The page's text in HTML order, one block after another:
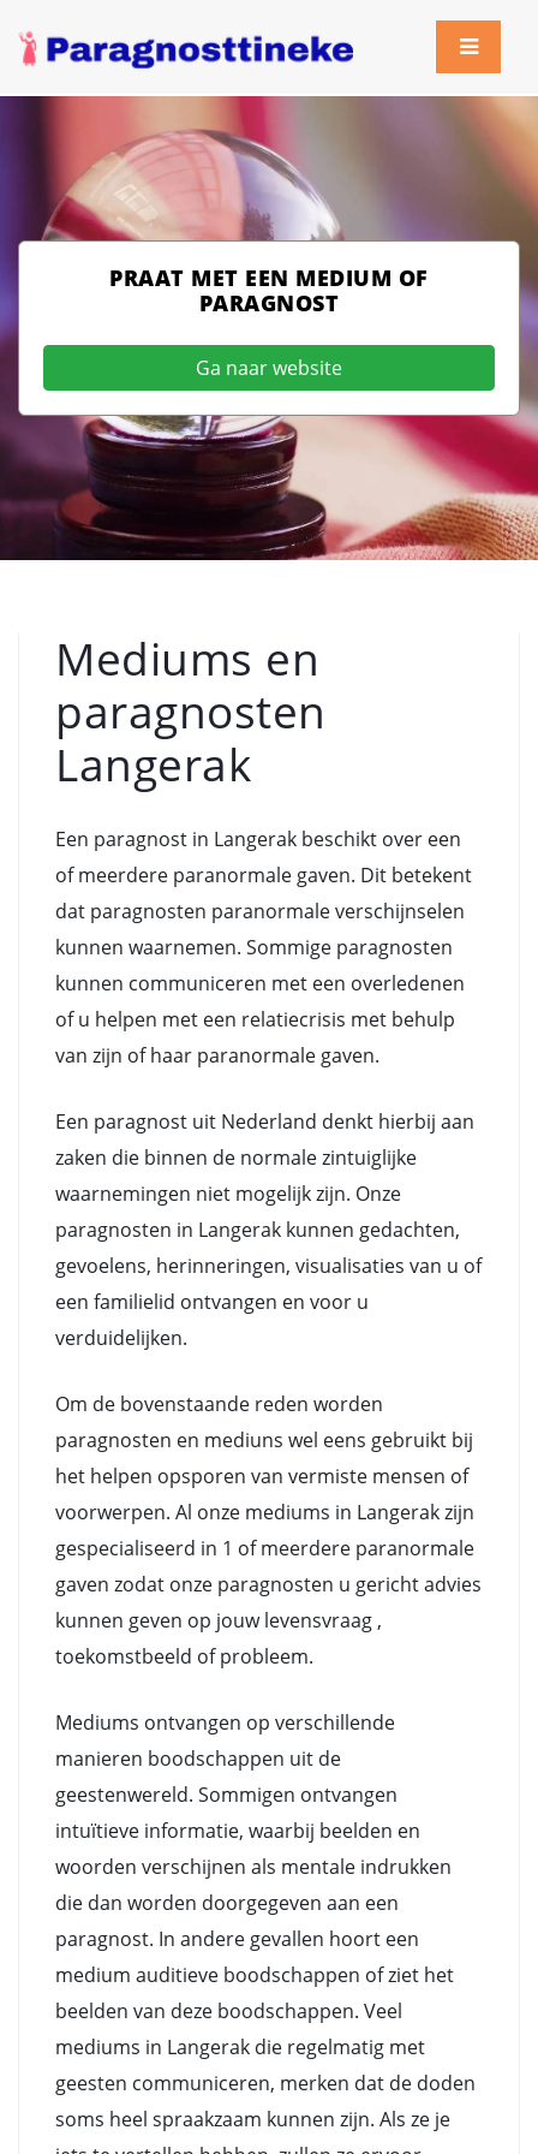
PRAAT MET EEN MEDIUM OF
PARAGNOST
Ga naar website
Mediums en
paragnosten
Langerak
Een paragnost in Langerak beschikt over een
of meerdere paranormale gaven. Dit betekent
dat paragnosten paranormale verschijnselen
kunnen waarnemen. Sommige paragnosten
kunnen communiceren met een overledenen
of u helpen met een relatiecrisis met behulp
van zijn of haar paranormale gaven.
Een paragnost uit Nederland denkt hierbij aan
zaken die binnen de normale zintuiglijke
waarnemingen niet mogelijk zijn. Onze
paragnosten in Langerak kunnen gedachten,
gevoelens, herinneringen, visualisaties van u of
een familielid ontvangen en voor u
verduidelijken.
Om de bovenstaande reden worden
paragnosten en mediuns wel eens gebruikt bij
het helpen opsporen van vermiste mensen of
voorwerpen. Al onze mediums in Langerak zijn
gespecialiseerd in 1 of meerdere paranormale
gaven zodat onze paragnosten u gericht advies
kunnen geven op jouw levensvraag ,
toekomstbeeld of probleem.
Mediums ontvangen op verschillende
manieren boodschappen uit de
geestenwereld. Sommigen ontvangen
intuïtieve informatie, waarbij beelden en
woorden verschijnen als mentale indrukken
die dan worden doorgegeven aan een
paragnost. In andere gevallen hoort een
medium auditieve boodschappen of ziet het
beelden van deze boodschappen. Veel
mediums in Langerak die regelmatig met
geesten communiceren, merken dat de doden
soms heel spraakzaam kunnen zijn. Als ze je